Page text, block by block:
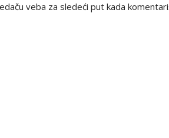
veba za sledeći put kada